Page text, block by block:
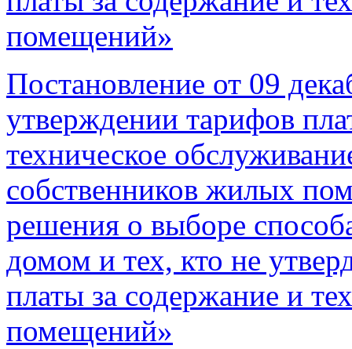
помещений»
Постановление от 09
утверждении тарифов
техническое
собственников жилых
решения о выборе
домом и тех, кто не
платы за содержание и
помещений»